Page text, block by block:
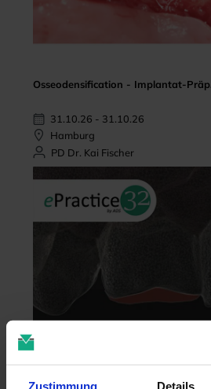
Zustimmung Details
Osseodensification - Implantat-
31.10.26 - 31.10.26
Hamburg
PD Dr. Kai Fischer